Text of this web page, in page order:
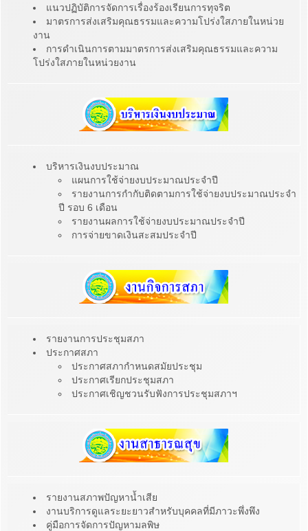
แนวปฏิบัติการจัดการเรื่องร้องเรียนการทุจริต
มาตรการส่งเสริมคุณธรรมและความโปร่งใสภายในหน่วย
งาน
การดำเนินการตามมาตรการส่งเสริมคุณธรรมและความ
โปร่งใสภายในหน่วยงาน
บริหารเงินงบประมาณ
แผนการใช้จ่ายงบประมาณประจำปี
รายงานการกำกับติดตามการใช้จ่ายงบประมาณประจำ
ปี รอบ 6 เดือน
รายงานผลการใช้จ่ายงบประมาณประจำปี
การจ่ายขาดเงินสะสมประจำปี
รายงานการประชุมสภา
ประกาศสภา
ประกาศสภากำหนดสมัยประชุม
ประกาศเรียกประชุมสภา
ประกาศเชิญชวนรับฟังการประชุมสภาฯ
รายงานสภาพปัญหาน้ำเสีย
งานบริการดูแลระยะยาวสำหรับบุคคลที่มีภาวะพึ่งพึง
คู่มือการจัดการปัญหามลพิษ